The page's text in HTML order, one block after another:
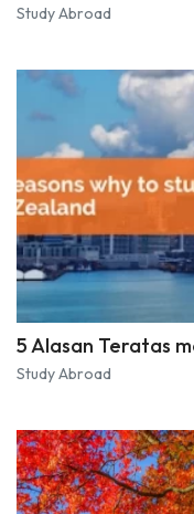
Study Abroad
5 Alasan Teratas
Study Abroad